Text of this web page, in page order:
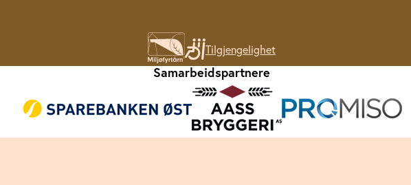
Tilgjengelighet
Samarbeidspartnere